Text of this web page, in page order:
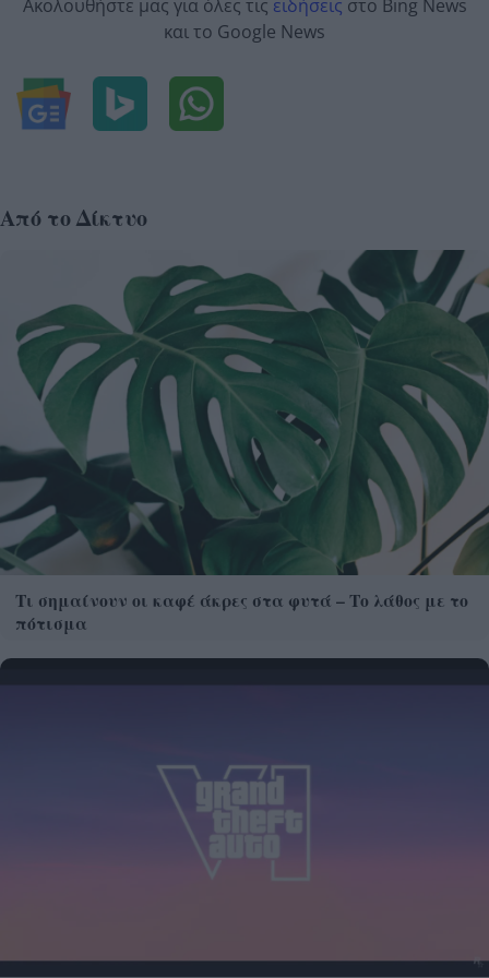
Ακολουθήστε μας για όλες τις ειδήσεις στο Bing News
και το Google News
Από το Δίκτυο
Τι σημαίνουν οι καφέ άκρες στα φυτά – Το λάθος με το
πότισμα